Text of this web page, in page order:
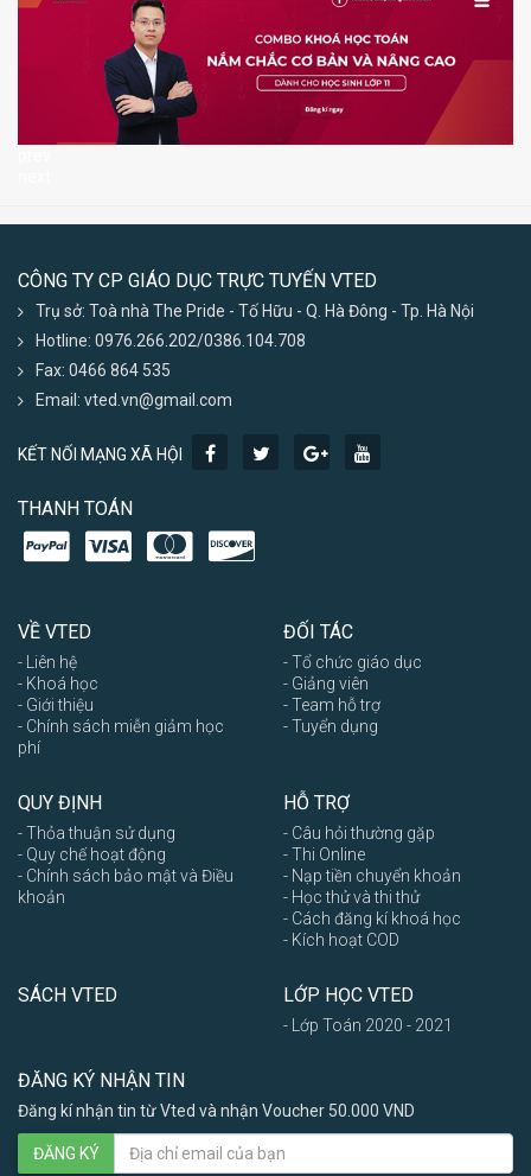
CÔNG TY CP GIÁO DỤC TRỰC TUYẾN VTED
Trụ sở: Toà nhà The Pride - Tố Hữu - Q. Hà Đông - Tp. Hà Nội
Hotline: 0976.266.202/0386.104.708
Fax: 0466 864 535
Email: vted.vn@gmail.com
KẾT NỐI MẠNG XÃ HỘI
THANH TOÁN
VỀ VTED
- Liên hệ
- Khoá học
- Giới thiệu
- Chính sách miễn giảm học
phí
ĐỐI TÁC
- Tổ chức giáo dục
- Giảng viên
- Team hỗ trợ
- Tuyển dụng
QUY ĐỊNH
- Thỏa thuận sử dụng
- Quy chế hoạt động
- Chính sách bảo mật và Điều
khoản
HỖ TRỢ
- Câu hỏi thường gặp
- Thi Online
- Nạp tiền chuyển khoản
- Học thử và thi thử
- Cách đăng kí khoá học
- Kích hoạt COD
SÁCH VTED LỚP HỌC VTED
- Lớp Toán 2020 - 2021
ĐĂNG KÝ NHẬN TIN
Đăng kí nhận tin từ Vted và nhận Voucher 50.000 VND
ĐĂNG KÝ